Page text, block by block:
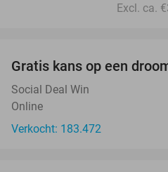
Excl. ca.
Gratis kans op een
Social Deal Win
Online
Verkocht: 183.472